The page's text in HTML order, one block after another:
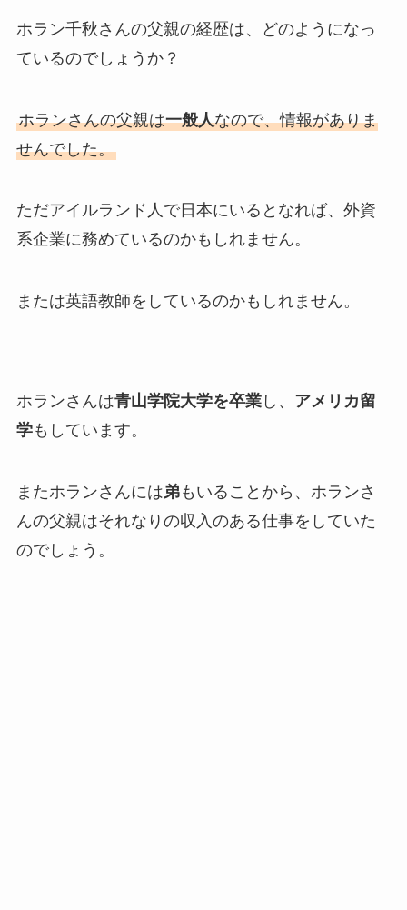
ホラン千秋さんの父親の経歴は、どのようになっ
ているのでしょうか？
ホランさんの父親は一般人なので、情報がありま
せんでした。
ただアイルランド人で日本にいるとなれば、外資
系企業に務めているのかもしれません。
または英語教師をしているのかもしれません。
ホランさんは青山学院大学を卒業し、 アメリカ留
学もしています。
またホランさんには弟もいることから、ホランさ
んの父親はそれなりの収入のある仕事をしていた
のでしょう。